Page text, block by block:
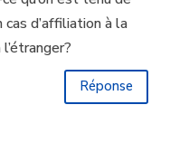
cas d’affiliation à la
Réponse